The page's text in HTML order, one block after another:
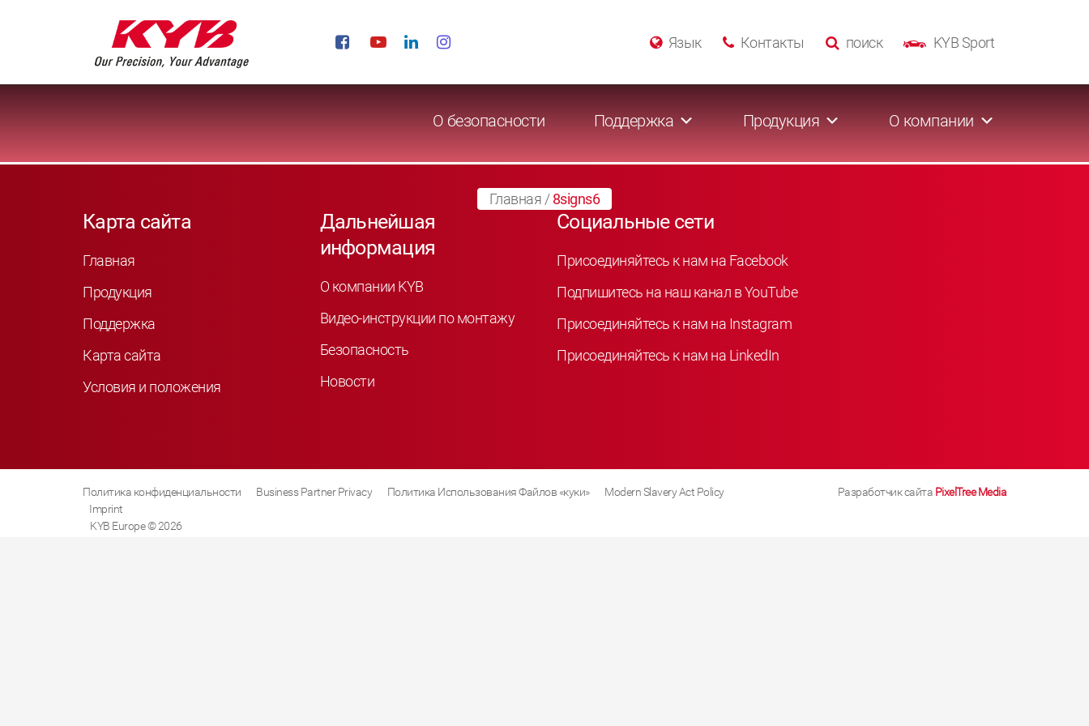
KYB Sport
поиск
Контакты
Язык
О безопасности Поддержка Продукция О компании
Главная /8signs6
Карта сайта
Главная
Продукция
Поддержка
Карта сайта
Условия и положения
Дальнейшая
информация
О компании KYB
Видео-инструкции по монтажу
Безопасность
Новости
Социальные сети
Присоединяйтесь к нам на Facebook
Подпишитесь на наш канал в YouTube
Присоединяйтесь к нам на Instagram
Присоединяйтесь к нам на LinkedIn
Политика конфиденциальности Business Partner Privacy Политика Использования Файлов «куки»
Modern Slavery Act Policy
Imprint
KYB Europe © 2026
Разработчик сайта PixelTree Media